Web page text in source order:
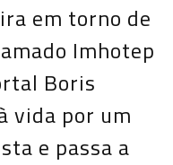
em torno de
Imhotep
Boris
vida por um
e passa a